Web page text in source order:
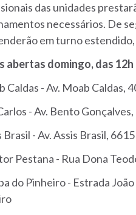
das unidades
necessários. De
em turno estendido,
abertas domingo, das 12h
Caldas - Av. Moab Caldas,
- Av. Bento
Brasil - Av. Assis Brasil,
Pestana - Rua Dona
do Pinheiro - Estrada